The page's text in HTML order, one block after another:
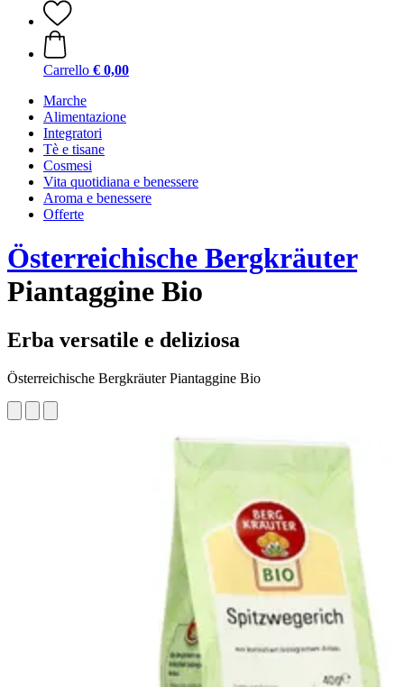
Carrello € 0,00
Marche
Alimentazione
Integratori
Tè e tisane
Cosmesi
Vita quotidiana e benessere
Aroma e benessere
Offerte
Österreichische Bergkräuter
Piantaggine Bio
Erba versatile e deliziosa
Österreichische Bergkräuter Piantaggine Bio